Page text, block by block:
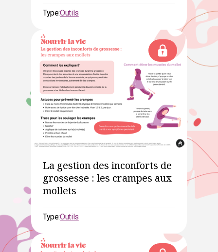
Type:Outils
La gestion des inconforts de
grossesse : les crampes aux
mollets
Type:Outils